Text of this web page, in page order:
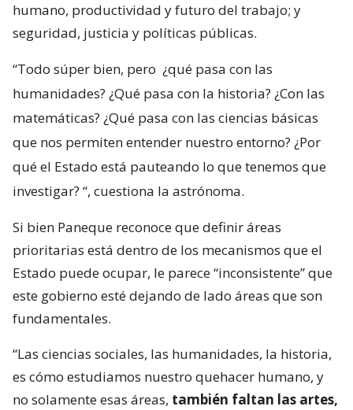
humano, productividad y futuro del trabajo; y
seguridad, justicia y políticas públicas.
“Todo súper bien, pero ¿qué pasa con las
humanidades? ¿Qué pasa con la historia? ¿Con las
matemáticas? ¿Qué pasa con las ciencias básicas
que nos permiten entender nuestro entorno? ¿Por
qué el Estado está pauteando lo que tenemos que
investigar? “, cuestiona la astrónoma.
Si bien Paneque reconoce que definir áreas
prioritarias está dentro de los mecanismos que el
Estado puede ocupar, le parece “inconsistente” que
este gobierno esté dejando de lado áreas que son
fundamentales.
“Las ciencias sociales, las humanidades, la historia,
es cómo estudiamos nuestro quehacer humano, y
no solamente esas áreas, también faltan las artes,